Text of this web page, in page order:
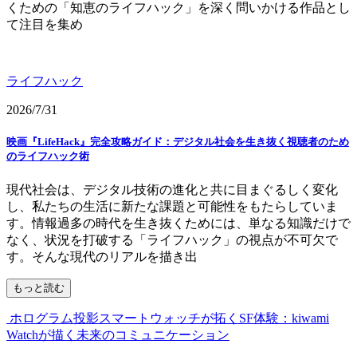
くための「知恵のライフハック」を深く問いかける作品とし
て注目を集め
ライフハック
2026/7/31
映画『LifeHack』完全攻略ガイド：デジタル社会を生き抜く視聴者のため
のライフハック術
現代社会は、デジタル技術の進化と共に目まぐるしく変化
し、私たちの生活に新たな課題と可能性をもたらしていま
す。情報過多の時代を生き抜くためには、単なる知識だけで
なく、状況を打破する「ライフハック」の視点が不可欠で
す。そんな現代のリアルを描き出
もっと読む
ホログラム投影スマートウォッチが拓くSF体験：kiwami
Watchが描く未来のコミュニケーション